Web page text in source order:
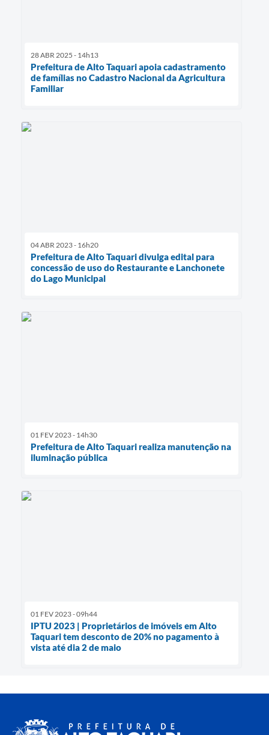
28 ABR 2025 - 14h13
Prefeitura de Alto Taquari apoia cadastramento
de famílias no Cadastro Nacional da Agricultura
Familiar
04 ABR 2023 - 16h20
Prefeitura de Alto Taquari divulga edital para
concessão de uso do Restaurante e Lanchonete
do Lago Municipal
01 FEV 2023 - 14h30
Prefeitura de Alto Taquari realiza manutenção na
iluminação pública
01 FEV 2023 - 09h44
IPTU 2023 | Proprietários de imóveis em Alto
Taquari tem desconto de 20% no pagamento à
vista até dia 2 de maio